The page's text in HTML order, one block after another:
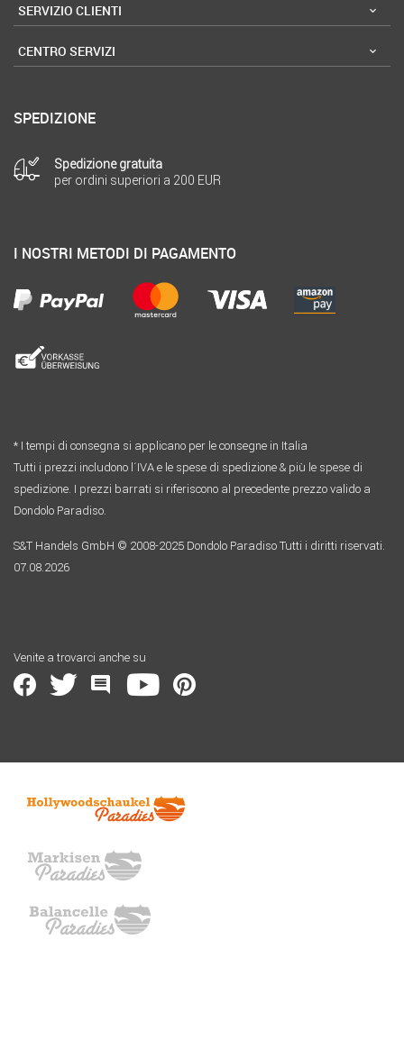
SERVIZIO CLIENTI
CENTRO SERVIZI
SPEDIZIONE
Spedizione gratuita
per ordini superiori a 200 EUR
I NOSTRI METODI DI PAGAMENTO
* I tempi di consegna si applicano per le consegne in Italia
Tutti i prezzi includono l´IVA e le spese di spedizione & più le spese di
spedizione. I prezzi barrati si riferiscono al precedente prezzo valido a
Dondolo Paradiso.
S&T Handels GmbH © 2008-2025 Dondolo Paradiso Tutti i diritti riservati.
07.08.2026
Venite a trovarci anche su